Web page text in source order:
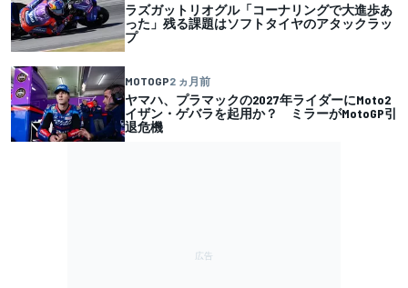
ラズガットリオグル「コーナリングで大進歩あ
った」残る課題はソフトタイヤのアタックラッ
プ
MOTOGP2 ヵ月前
ヤマハ、プラマックの2027年ライダーにMoto2
イザン・ゲバラを起用か？ ミラーがMotoGP引
退危機